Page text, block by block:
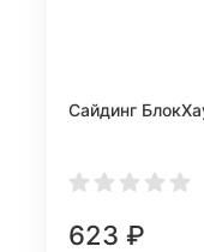
Сайдинг
623₽